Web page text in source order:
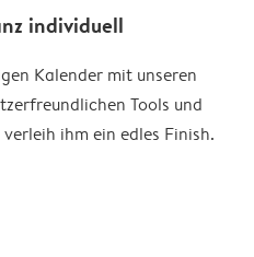
individuell
Kalender mit unseren
Tools und
ihm ein edles Finish.